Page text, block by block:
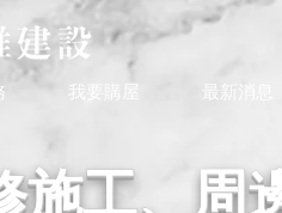
我要購屋 最新消息
、周